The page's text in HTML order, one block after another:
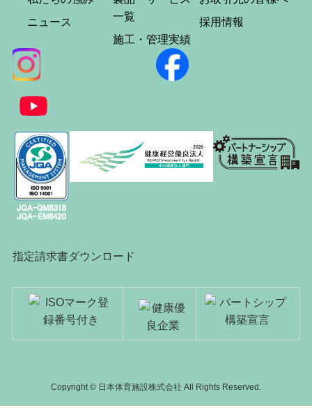
ニュース
一覧
施工・管理実績
採用情報
指定請求書ダウンロード
Copyright © 日本体育施設株式会社 All Rights Reserved.